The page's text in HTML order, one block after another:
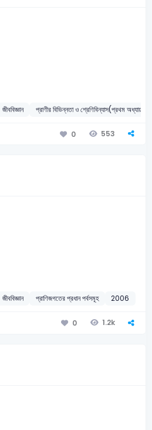
জীববিজ্ঞান প্রাণীর বিভিন্নতা ও শ্রেণিবিন্যাস(প্রথম অধ্যায়)
0 553
জীববিজ্ঞান প্রাণিজগতের প্রধান পর্বসমূহ 2006
0 1.2k